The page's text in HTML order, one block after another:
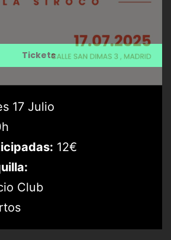
Tickets
17 Julio
12€
Club